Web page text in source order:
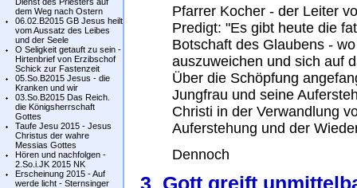
dem Weg nach Ostern
06.02.B2015 GB Jesus heilt
vom Aussatz des Leibes
und der Seele
O Seligkeit getauft zu sein -
Hirtenbrief von Erzibschof
Schick zur Fastenzeit
05.So.B2015 Jesus - die
Kranken und wir
03.So.B2015 Das Reich.
die Königsherrschaft
Gottes
Taufe Jesu 2015 - Jesus
Christus der wahre
Messias Gottes
Hören und nachfolgen -
2.So.i.JK 2015 NK
Erscheinung 2015 - Auf
werde licht - Sternsinger
Pfarrer Kocher - der Leiter
Predigt: "Es gibt heute die
Botschaft des Glaubens -
auszuweichen und sich auf
Über die Schöpfung
Jungfrau und seine
Christi in der Verwandlung
Auferstehung und der
Dennoch
3 Gott greift